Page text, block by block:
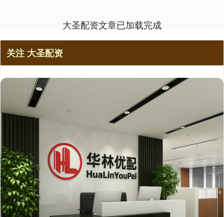
大圣配资文章已加载完成
关注 大圣配资